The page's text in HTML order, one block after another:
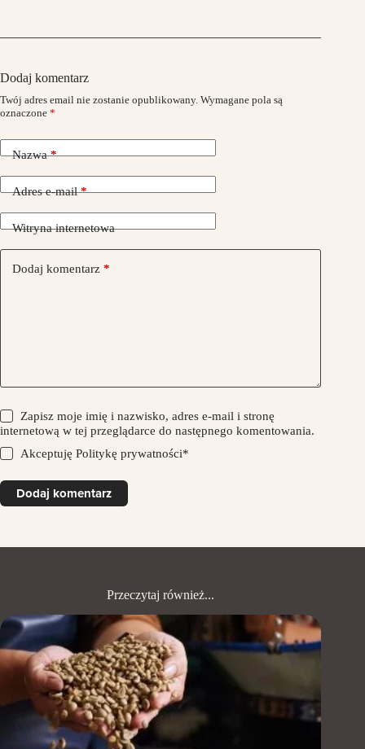
Dodaj komentarz
Twój adres email nie zostanie opublikowany. Wymagane pola są
oznaczone *
Nazwa*
Adres e-mail*
Witryna internetowa
Dodaj komentarz *
Zapisz moje imię i nazwisko, adres e-mail i stronę
internetową w tej przeglądarce do następnego komentowania.
AkceptujęPolitykę prywatności*
Dodaj komentarz
Przeczytaj również...